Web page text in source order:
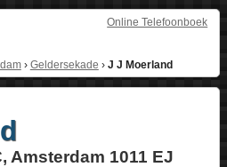
Online Telefoonboek
› Geldersekade › J J Moerland
Amsterdam 1011 EJ